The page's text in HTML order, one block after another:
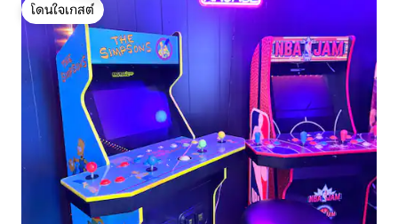
โดนใจเกสต์
โดนใจเกสต์